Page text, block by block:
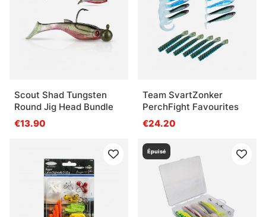
Scout Shad Tungsten
Round Jig Head Bundle
€13.90
Team SvartZonker
PerchFight Favourites
€24.20
Épuisé